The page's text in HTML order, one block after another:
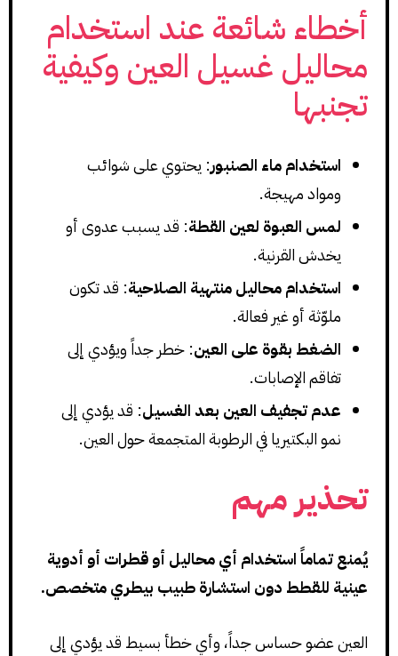
أخطاء شائعة عند استخدام
محاليل غسيل العين وكيفية
تجنبها
استخدام ماء الصنبور: يحتوي على شوائب
ومواد مهيجة.
لمس العبوة لعين القطة: قد يسبب عدوى أو
يخدش القرنية.
استخدام محاليل منتهية الصلاحية: قد تكون
ملوّثة أو غير فعالة.
الضغط بقوة على العين: خطر جداً ويؤدي إلى
تفاقم الإصابات.
عدم تجفيف العين بعد الغسيل: قد يؤدي إلى
نمو البكتيريا في الرطوبة المتجمعة حول العين.
تحذير مهم
يُمنع تماماً استخدام أي محاليل أو قطرات أو أدوية
عينية للقطط دون استشارة طبيب بيطري متخصص.
العين عضو حساس جداً، وأي خطأ بسيط قد يؤدي إلى